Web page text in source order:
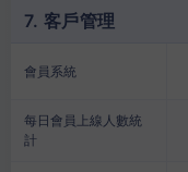
7. 客戶管理
會員系統
每日會員上線人數統
計